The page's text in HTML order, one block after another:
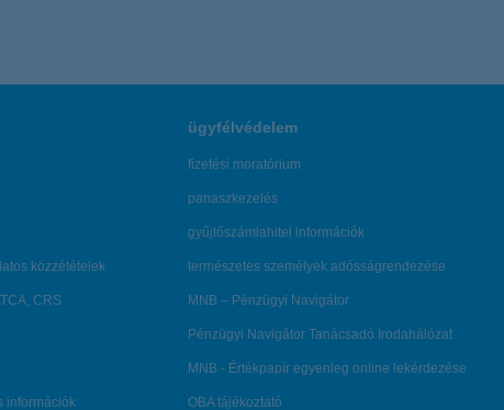
közzétételek
CRS
információk
ügyfélvédelem
fizetési moratórium
panaszkezelés
gyűjtőszámlahitel információk
természetes személyek adósságrendezése
MNB – Pénzügyi Navigátor
Pénzügyi Navigátor Tanácsadó Irodahálózat
MNB - Értékpapír egyenleg online lekérdezése
OBA tájékoztató